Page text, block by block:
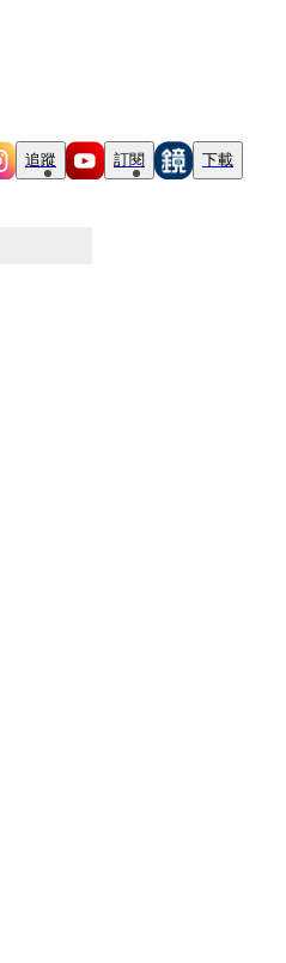
追蹤 訂閱 下載